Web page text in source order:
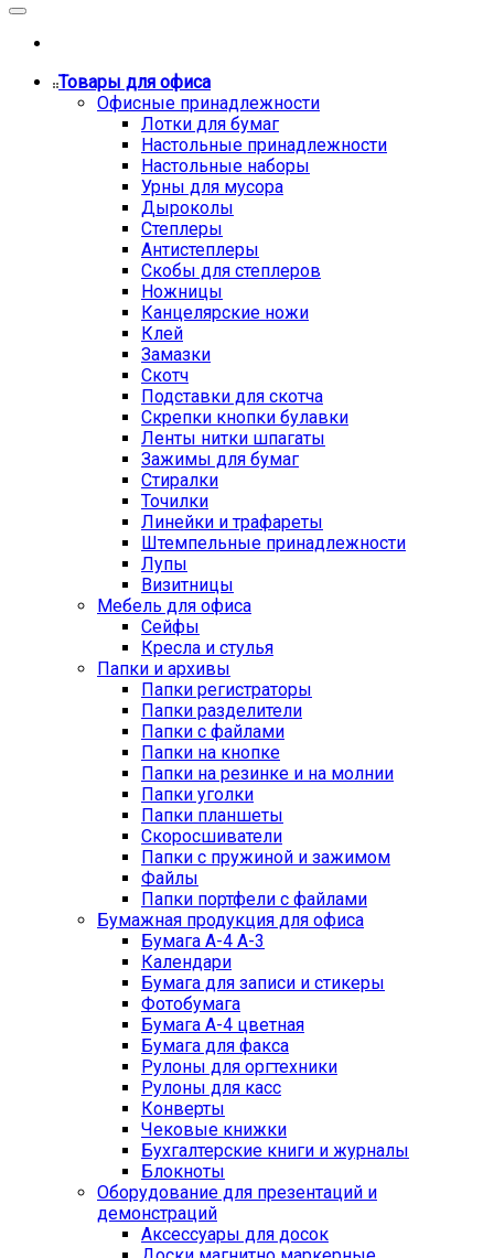
Товары для офиса
Офисные принадлежности
Лотки для бумаг
Настольные принадлежности
Настольные наборы
Урны для мусора
Дыроколы
Степлеры
Антистеплеры
Скобы для степлеров
Ножницы
Канцелярские ножи
Клей
Замазки
Скотч
Подставки для скотча
Скрепки кнопки булавки
Ленты нитки шпагаты
Зажимы для бумаг
Стиралки
Точилки
Линейки и трафареты
Штемпельные принадлежности
Лупы
Визитницы
Мебель для офиса
Сейфы
Кресла и стулья
Папки и архивы
Папки регистраторы
Папки разделители
Папки с файлами
Папки на кнопке
Папки на резинке и на молнии
Папки уголки
Папки планшеты
Скоросшиватели
Папки с пружиной и зажимом
Файлы
Папки портфели с файлами
Бумажная продукция для офиса
Бумага А-4 А-3
Календари
Бумага для записи и стикеры
Фотобумага
Бумага А-4 цветная
Бумага для факса
Рулоны для оргтехники
Рулоны для касс
Конверты
Чековые книжки
Бухгалтерские книги и журналы
Блокноты
Оборудование для презентаций и
демонстраций
Аксессуары для досок